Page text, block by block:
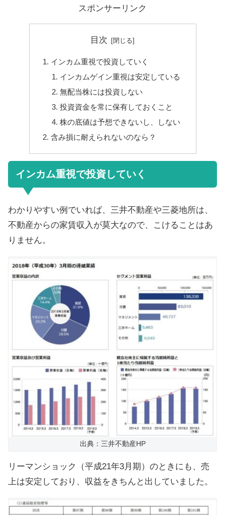
スポンサーリンク
目次
インカム重視で投資していく
インカムゲイン重視は安定している
無配当株には投資しない
投資資金を常に保有しておくこと
株の底値は予想できないし、しない
含み損に耐えられないのなら？
インカム重視で投資していく
わかりやすい例でいれば、三井不動産や三菱地所は、
不動産からの家賃収入が莫大なので、こけることはあ
りません。
出典：三井不動産HP
リーマンショック（平成21年3月期）のときにも、売
上は安定しており、収益をきちんと出していました。